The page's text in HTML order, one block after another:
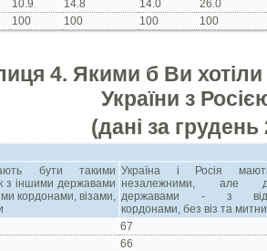
10.9 14.8 14.0
26.0
100 100 100 100
4. Якими б Ви
України з
(дані за грудень
бути такими
з іншими державами
кордонами, візами,
Україна і Росія
незалежними, але
державами - з
кордонами, без віз та
67
66